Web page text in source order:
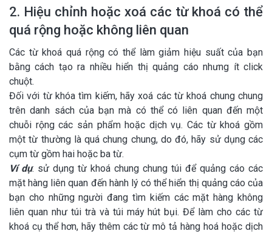
2. Hiệu chỉnh hoặc xoá các từ khoá có thể
quá rộng hoặc không liên quan
Các từ khoá quá rộng có thể làm giảm hiệu suất của bạn
bằng cách tạo ra nhiều hiển thị quảng cáo nhưng ít click
chuột.
Đối với từ khóa tìm kiếm, hãy xoá các từ khoá chung chung
trên danh sách của bạn mà có thể có liên quan đến một
chuỗi rộng các sản phẩm hoặc dịch vụ. Các từ khoá gồm
một từ thường là quá chung chung, do đó, hãy sử dụng các
cụm từ gồm hai hoặc ba từ.
Ví dụ: sử dụng từ khoá chung chung túi để quảng cáo các
mặt hàng liên quan đến hành lý có thể hiển thị quảng cáo của
bạn cho những người đang tìm kiếm các mặt hàng không
liên quan như túi trà và túi máy hút bụi. Để làm cho các từ
khoá cụ thể hơn, hãy thêm các từ mô tả hàng hoá hoặc dịch